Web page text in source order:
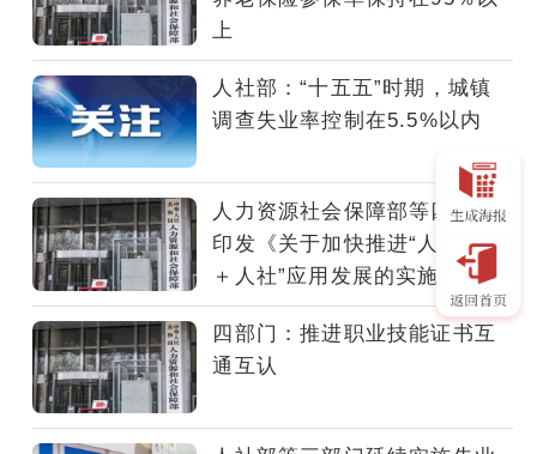
就
业
人
数
保
持
相
当
规
模，
城
镇
失
业
人
上
人社部：“十五五”时期，城镇
调查失业率控制在5.5%以内
人力资源社会保障部等四部门
印发《关于加快推进“人工智能
＋人社”应用发展的实施意见》
四部门：推进职业技能证书互
通互认